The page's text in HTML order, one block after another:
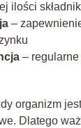
ilości
–
– regularne
organizm
Dlatego